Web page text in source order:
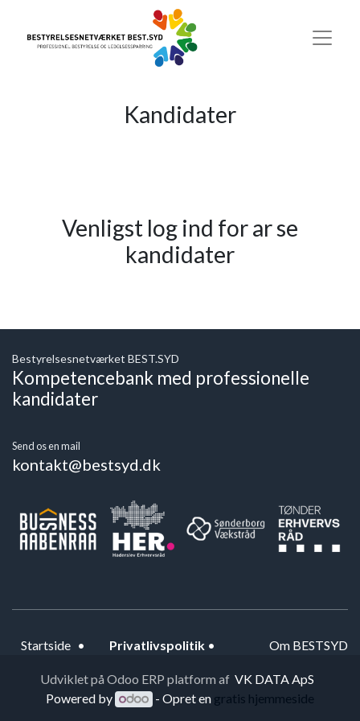
Kandidater
Venligst log ind for ar se
kandidater
Bestyrelsesnetværket BEST.SYD
Kompetencebank med professionelle
kandidater
Send os en mail
kontakt@bestsyd.dk
Startside • Privatlivspolitik • Om BESTSYD
Udviklet på Odoo ERP platform af VK DATA ApS
Powered by
- Opret en gratis hjemmeside